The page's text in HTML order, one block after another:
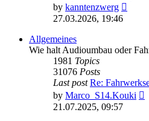
by kanntenzwerg
27.03.2026, 19:46
Allgemeines
Wie halt Audioumbau oder
1981 Topics
31076 Posts
Last post Re:
by Marco_S14.Kouki
21.07.2025, 09:57